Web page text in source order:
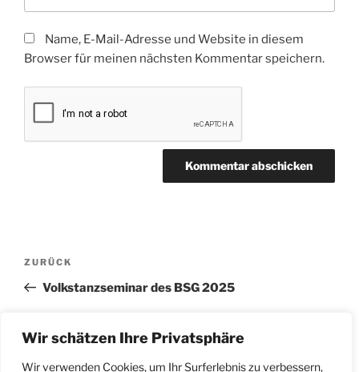
Wir schätzen Ihre Privatsphäre
Wir verwenden Cookies, um Ihr Surferlebnis zu verbessern,
Name, E-Mail-Adresse und Website in diesem
Browser für meinen nächsten Kommentar speichern.
Beitragsnavigation
Vorheriger
Beitrag
ZURÜCK
Volkstanzseminar des BSG 2025
Beitrag
Ehrung Hauptversammlung BSG 2025